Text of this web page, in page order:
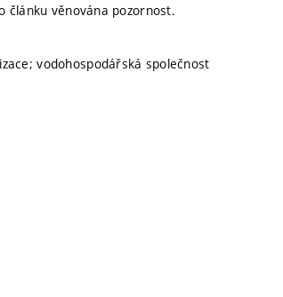
článku věnována pozornost.
vodohospodářská společnost